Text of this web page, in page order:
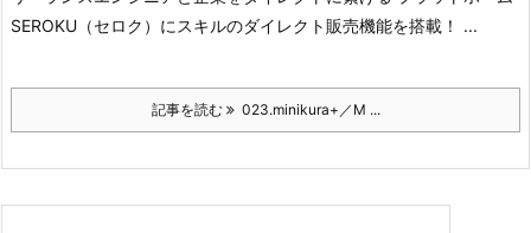
SEROKU（セロク）にスキルのダイレクト販売機能を搭載！ ...
記事を読む 023.minikura+／M ...